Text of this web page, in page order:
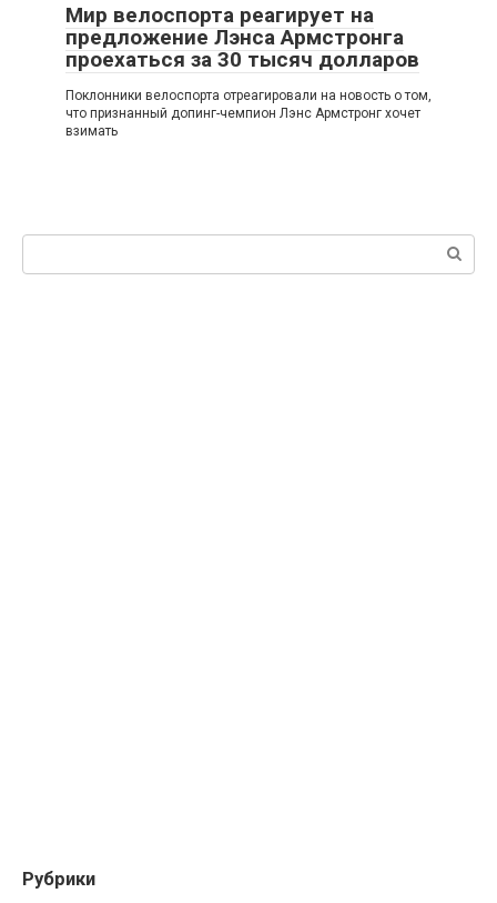
Мир велоспорта реагирует на
предложение Лэнса Армстронга
проехаться за 30 тысяч долларов
Поклонники велоспорта отреагировали на новость о том,
что признанный допинг-чемпион Лэнс Армстронг хочет
взимать
Рубрики